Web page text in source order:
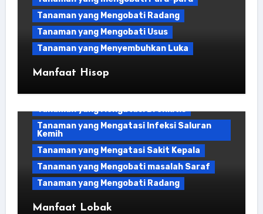
Tanaman yang Mengobati Radang
Tanaman yang Mengobati Usus
Tanaman yang Menyembuhkan Luka
Manfaat Hisop
Tanaman yang Bagus Untuk Ginjal
Tanaman yang Baik untuk Antivirus
Tanaman yang Membantu Melindungi Hati
Tanaman yang Memiliki Dekongestan yang
Tanaman yang Mendukung Fungsi Hati
Tanaman yang Mengatasi Asam Urat
Tanaman yang Mengatasi Bronkitis
Tanaman yang Mengatasi Infeksi Saluran
Kemih
Tanaman yang Mengatasi Sakit Kepala
Tanaman yang Mengobati masalah Saraf
Tanaman yang Mengobati Radang
Manfaat Lobak